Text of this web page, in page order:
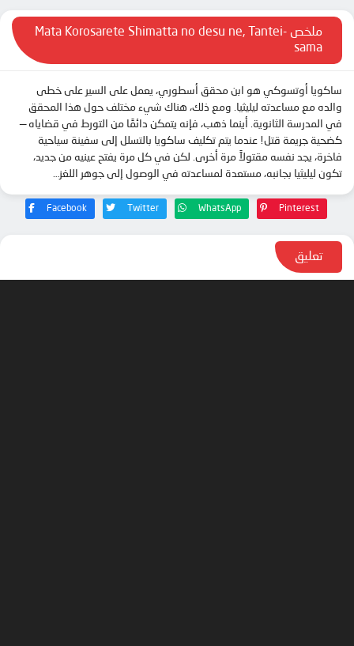
ملخص Mata Korosarete Shimatta no desu ne, Tantei-
sama
ساكويا أوتسوكي هو ابن محقق أسطوري، يعمل على السير على خطى
والده مع مساعدته ليليثيا. ومع ذلك، هناك شيء مختلف حول هذا المحقق
في المدرسة الثانوية. أينما ذهب، فإنه يتمكن دائمًا من التورط في قضاياه —
كضحية جريمة قتل! عندما يتم تكليف ساكويا بالتسلل إلى سفينة سياحية
فاخرة، يجد نفسه مقتولاً مرة أخرى. لكن في كل مرة يفتح عينيه من جديد،
تكون ليليثيا بجانبه، مستعدة لمساعدته في الوصول إلى جوهر اللغز…
Facebook Twitter WhatsApp Pinterest
تعليق